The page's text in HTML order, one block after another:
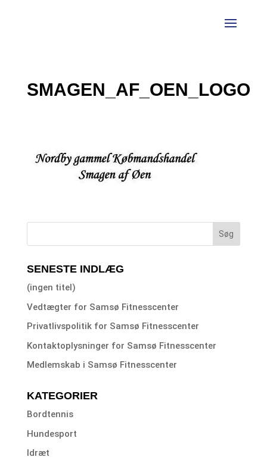
SMAGEN_AF_OEN_LOGO
SENESTE INDLÆG
(ingen titel)
Vedtægter for Samsø Fitnesscenter
Privatlivspolitik for Samsø Fitnesscenter
Kontaktoplysninger for Samsø Fitnesscenter
Medlemskab i Samsø Fitnesscenter
KATEGORIER
Bordtennis
Hundesport
Idræt